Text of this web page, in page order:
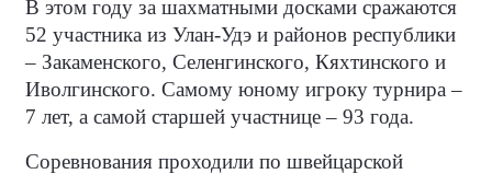
В этом году за шахматными досками сражаются
52 участника из Улан-Удэ и районов республики
– Закаменского, Селенгинского, Кяхтинского и
Иволгинского. Самому юному игроку турнира –
7 лет, а самой старшей участнице – 93 года.
Соревнования проходили по швейцарской